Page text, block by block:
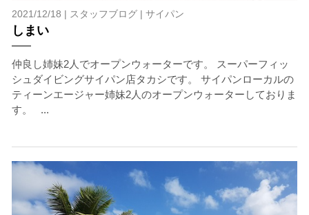
2021/12/18 | スタッフブログ| サイパン
しまい
仲良し姉妹2人でオープンウォーターです。 スーパーフィッ
シュダイビングサイパン店タカシです。 サイパンローカルの
ティーンエージャー姉妹2人のオープンウォーターしておりま
す。 ...